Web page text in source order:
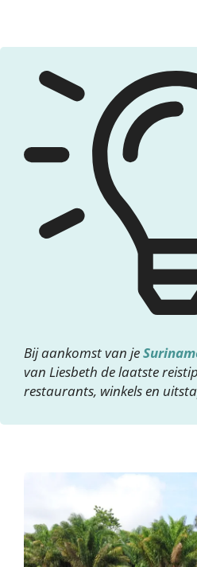
Bij aankomst van je
van Liesbeth de laatste
restaurants, winkels en